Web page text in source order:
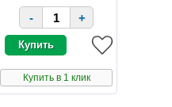
- +
Купить в 1 клик